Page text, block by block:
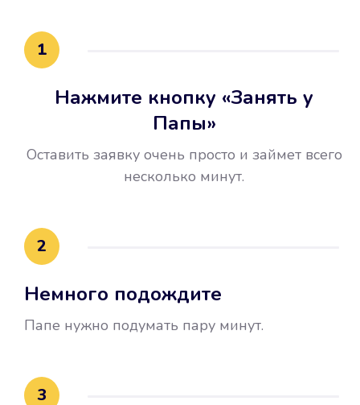
воспользовались бесплатной
это открыло новые возможности в
1
Нажмите кнопку «Занять у
Папы»
Оставить заявку очень просто и займет всего
несколько минут.
2
Немного подождите
Папе нужно подумать пару минут.
3